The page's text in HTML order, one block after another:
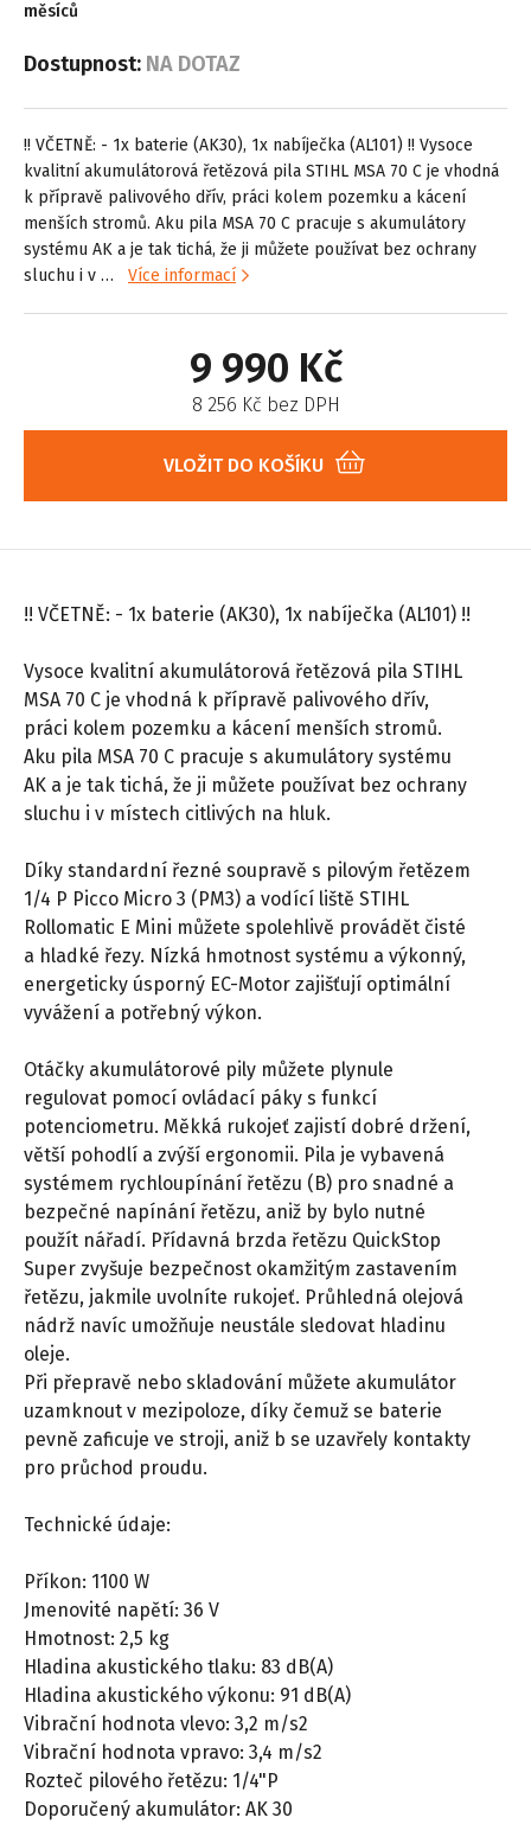
měsíců
Dostupnost: NA DOTAZ
!! VČETNĚ: - 1x baterie (AK30), 1x nabíječka (AL101) !! Vysoce
kvalitní akumulátorová řetězová pila STIHL MSA 70 C je vhodná
k přípravě palivového dřív, práci kolem pozemku a kácení
menších stromů. Aku pila MSA 70 C pracuje s akumulátory
systému AK a je tak tichá, že ji můžete používat bez ochrany
sluchu i v … Více informací
9 990 Kč
8 256 Kč bez DPH
VLOŽIT DO KOŠÍKU
!! VČETNĚ: - 1x baterie (AK30), 1x nabíječka (AL101) !!
Vysoce kvalitní akumulátorová řetězová pila STIHL
MSA 70 C je vhodná k přípravě palivového dřív,
práci kolem pozemku a kácení menších stromů.
Aku pila MSA 70 C pracuje s akumulátory systému
AK a je tak tichá, že ji můžete používat bez ochrany
sluchu i v místech citlivých na hluk.
Díky standardní řezné soupravě s pilovým řetězem
1/4 P Picco Micro 3 (PM3) a vodící liště STIHL
Rollomatic E Mini můžete spolehlivě provádět čisté
a hladké řezy. Nízká hmotnost systému a výkonný,
energeticky úsporný EC-Motor zajišťují optimální
vyvážení a potřebný výkon.
Otáčky akumulátorové pily můžete plynule
regulovat pomocí ovládací páky s funkcí
potenciometru. Měkká rukojeť zajistí dobré držení,
větší pohodlí a zvýší ergonomii. Pila je vybavená
systémem rychloupínání řetězu (B) pro snadné a
bezpečné napínání řetězu, aniž by bylo nutné
použít nářadí. Přídavná brzda řetězu QuickStop
Super zvyšuje bezpečnost okamžitým zastavením
řetězu, jakmile uvolníte rukojeť. Průhledná olejová
nádrž navíc umožňuje neustále sledovat hladinu
oleje.
Při přepravě nebo skladování můžete akumulátor
uzamknout v mezipoloze, díky čemuž se baterie
pevně zaficuje ve stroji, aniž b se uzavřely kontakty
pro průchod proudu.
Technické údaje:
Příkon: 1100 W
Jmenovité napětí: 36 V
Hmotnost: 2,5 kg
Hladina akustického tlaku: 83 dB(A)
Hladina akustického výkonu: 91 dB(A)
Vibrační hodnota vlevo: 3,2 m/s2
Vibrační hodnota vpravo: 3,4 m/s2
Rozteč pilového řetězu: 1/4"P
Doporučený akumulátor: AK 30